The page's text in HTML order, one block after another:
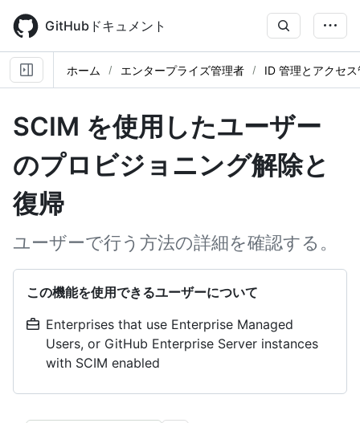
main
content
GitHubドキュメント
ホーム エンタープライズ管理者 ID 管理とアクセ
SCIM を使用したユーザー
のプロビジョニング解除と
復帰
ユーザーで行う方法の詳細を確認する。
この機能を使用できるユーザーについて
Enterprises that use Enterprise Managed
Users, or GitHub Enterprise Server instances
with SCIM enabled